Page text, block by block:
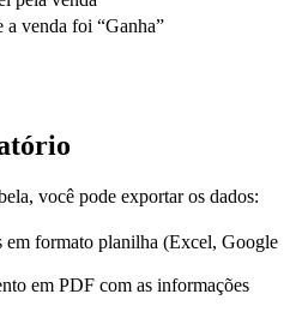
a venda foi “Ganha”
você pode exportar os dados:
em formato planilha (Excel, Google
em PDF com as informações